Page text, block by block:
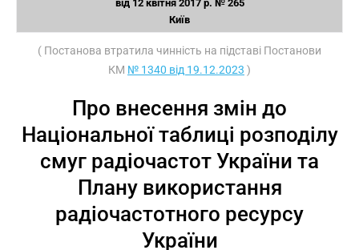
від 12 квітня 2017 р. № 265
Київ
( Постанова втратила чинність на підставі Постанови
КМ № 1340 від 19.12.2023 )
Про внесення змін до
Національної таблиці розподілу
смуг радіочастот України та
Плану використання
радіочастотного ресурсу
України